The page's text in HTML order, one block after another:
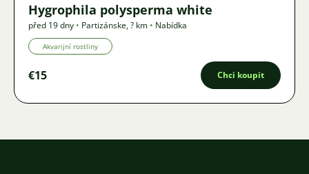
Hygrophila polysperma white
před 19 dny • Partizánske,? km • Nabídka
Akvarijní rostliny
€15 Chci koupit